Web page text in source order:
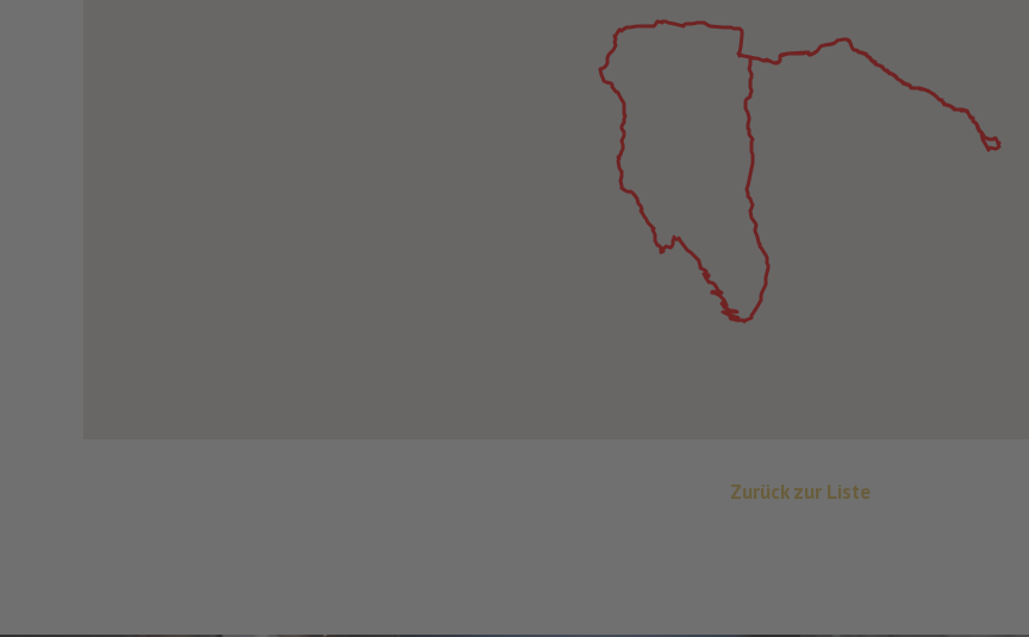
Zurück zur Liste